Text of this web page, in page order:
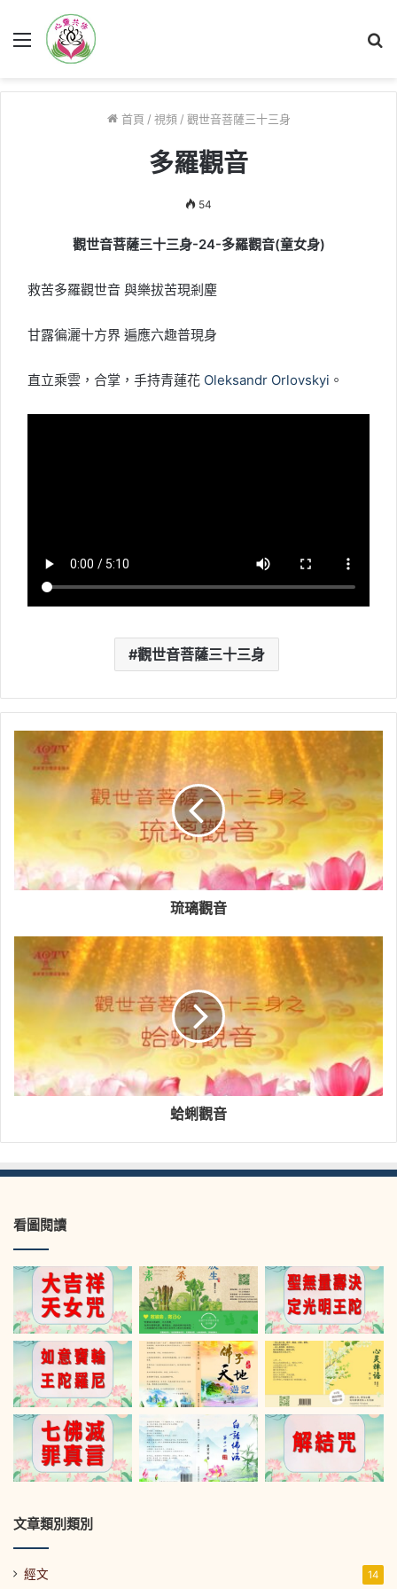
菜
首頁 / 視頻 / 觀世音菩薩三十三身
多羅觀音
54
觀世音菩薩三十三身-24-多羅觀音(童女身)
救苦多羅觀世音 與樂拔苦現剎塵
甘露徧灑十方界 遍應六趣普現身
直立乘雲，合掌，手持青蓮花 Oleksandr Orlovskyi 。
觀世音菩薩三十三身
琉璃觀音
蛤蜊觀音
看圖閱讀
文章類別類別
經文 14